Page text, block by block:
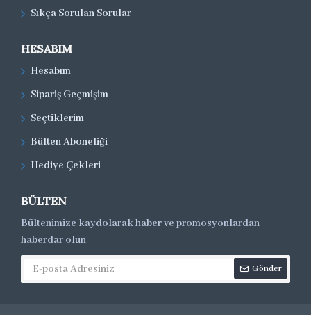
Sıkça Sorulan Sorular
HESABIM
Hesabım
Sipariş Geçmişim
Seçtiklerim
Bülten Aboneliği
Hediye Çekleri
BÜLTEN
Bültenimize kaydolarak haber ve promosyonlardan
haberdar olun
Gönder